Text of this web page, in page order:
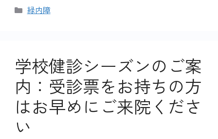
カ
緑内障
学校健診シーズンのご案
内：受診票をお持ちの方
はお早めにご来院くださ
い